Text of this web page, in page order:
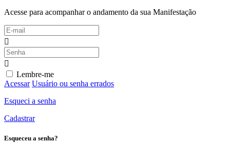
Acesse para acompanhar o andamento da sua Manifestação
Lembre-me
Acessar Usuário ou senha errados
Esqueci a senha
Cadastrar
Esqueceu a senha?